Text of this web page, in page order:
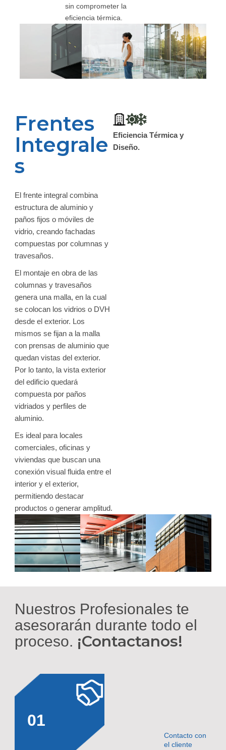
sin comprometer la
eficiencia térmica.
Frentes
Integrale
s
El frente integral combina
estructura de aluminio y
paños fijos o móviles de
vidrio, creando fachadas
compuestas por columnas y
travesaños.
El montaje en obra de las
columnas y travesaños
genera una malla, en la cual
se colocan los vidrios o DVH
desde el exterior. Los
mismos se fijan a la malla
con prensas de aluminio que
quedan vistas del exterior.
Por lo tanto, la vista exterior
del edificio quedará
compuesta por paños
vidriados y perfiles de
aluminio.
Es ideal para locales
comerciales, oficinas y
viviendas que buscan una
conexión visual fluida entre el
interior y el exterior,
permitiendo destacar
productos o generar amplitud.
Eficiencia Térmica y
Diseño.
Nuestros Profesionales te
asesorarán durante todo el
proceso. ¡Contactanos!
01
Contacto con
el cliente